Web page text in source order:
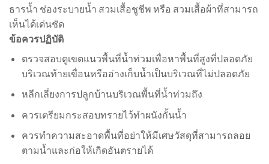
ธารน้ำ ช่องระบายน้ำ สวมเสื้อชูชีพ หรือ สวมเสื้อผ้าที่สามารถ
เห็นได้เด่นชัด
ข้อควรปฏิบัติ
ตรวจสอบดูเขตแนวพื้นที่น้ำท่วมเพื่อหาพื้นที่สูงที่ปลอดภัย
บริเวณท้ายเขื่อนหรืออ่างเก็บน้ำเป็นบริเวณที่ไม่ปลอดภัย
หลีกเลี่ยงการปลูกบ้านบริเวณพื้นที่น้ำท่วมถึง
ควรเตรียมกระสอบทรายไว้ทำผนังกั้นน้ำ
ควรทำความสะอาดพื้นที่อย่าให้มีเศษวัสดุที่สามารถลอย
ตามน้ำและก่อให้เกิดอันตรายได้